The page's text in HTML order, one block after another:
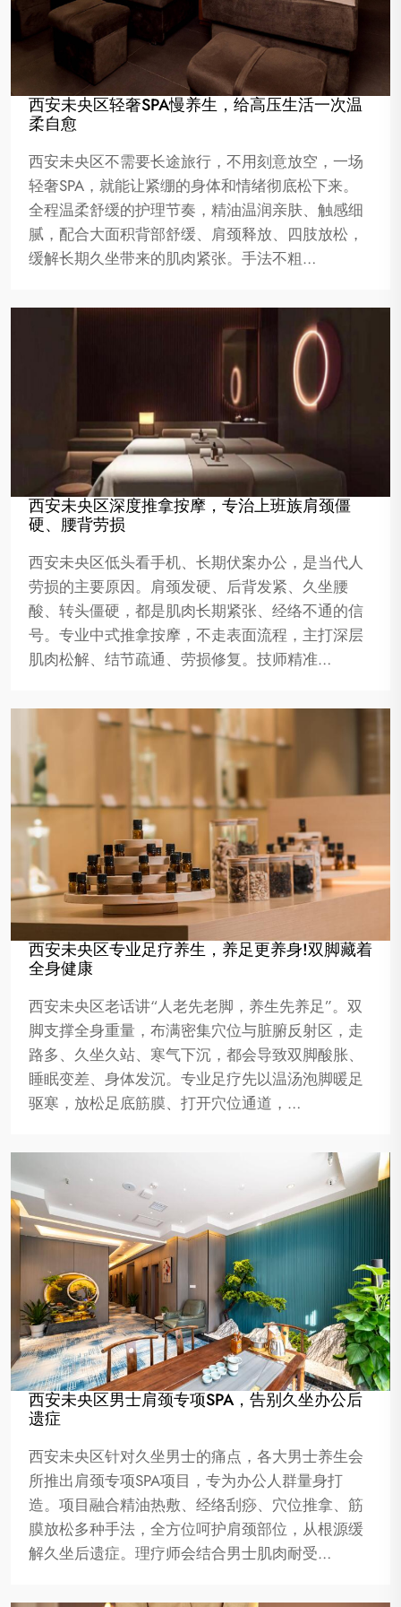
西安未央区轻奢SPA慢养生，给高压生活一次温
柔自愈
西安未央区不需要长途旅行，不用刻意放空，一场
轻奢SPA，就能让紧绷的身体和情绪彻底松下来。
全程温柔舒缓的护理节奏，精油温润亲肤、触感细
腻，配合大面积背部舒缓、肩颈释放、四肢放松，
缓解长期久坐带来的肌肉紧张。手法不粗…
西安未央区深度推拿按摩，专治上班族肩颈僵
硬、腰背劳损
西安未央区低头看手机、长期伏案办公，是当代人
劳损的主要原因。肩颈发硬、后背发紧、久坐腰
酸、转头僵硬，都是肌肉长期紧张、经络不通的信
号。专业中式推拿按摩，不走表面流程，主打深层
肌肉松解、结节疏通、劳损修复。技师精准…
西安未央区专业足疗养生，养足更养身!双脚藏着
全身健康
西安未央区老话讲“人老先老脚，养生先养足”。双
脚支撑全身重量，布满密集穴位与脏腑反射区，走
路多、久坐久站、寒气下沉，都会导致双脚酸胀、
睡眠变差、身体发沉。专业足疗先以温汤泡脚暖足
驱寒，放松足底筋膜、打开穴位通道，…
西安未央区男士肩颈专项SPA，告别久坐办公后
遗症
西安未央区针对久坐男士的痛点，各大男士养生会
所推出肩颈专项SPA项目，专为办公人群量身打
造。项目融合精油热敷、经络刮痧、穴位推拿、筋
膜放松多种手法，全方位呵护肩颈部位，从根源缓
解久坐后遗症。理疗师会结合男士肌肉耐受…